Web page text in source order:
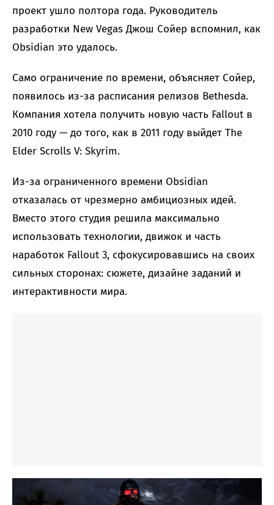
проект ушло полтора года. Руководитель
разработки New Vegas Джош Сойер вспомнил, как
Obsidian это удалось.
Само ограничение по времени, объясняет Сойер,
появилось из-за расписания релизов Bethesda.
Компания хотела получить новую часть Fallout в
2010 году — до того, как в 2011 году выйдет The
Elder Scrolls V: Skyrim.
Из-за ограниченного времени Obsidian
отказалась от чрезмерно амбициозных идей.
Вместо этого студия решила максимально
использовать технологии, движок и часть
наработок Fallout 3, сфокусировавшись на своих
сильных сторонах: сюжете, дизайне заданий и
интерактивности мира.